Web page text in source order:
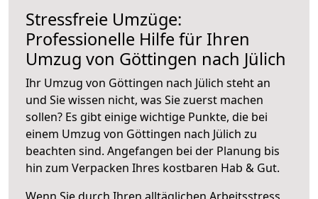
Stressfreie Umzüge:
Professionelle Hilfe für Ihren
Umzug von Göttingen nach Jülich
Ihr Umzug von Göttingen nach Jülich steht an
und Sie wissen nicht, was Sie zuerst machen
sollen? Es gibt einige wichtige Punkte, die bei
einem Umzug von Göttingen nach Jülich zu
beachten sind. Angefangen bei der Planung bis
hin zum Verpacken Ihres kostbaren Hab & Gut.